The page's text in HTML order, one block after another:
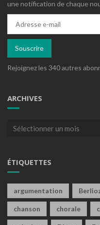
une notification de chaque
mail
Souscrire
Rejoignez les 340 autres
ARCHIVES
Archives
ÉTIQUETTES
argumentation
chanson chorale